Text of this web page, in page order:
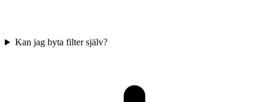
Kan jag byta filter själv?